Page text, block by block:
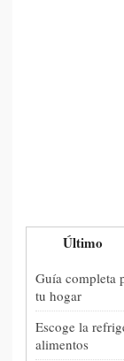
Último
Guía completa
tu hogar
Escoge la
alimentos